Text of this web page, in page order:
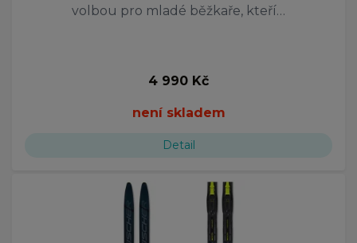
volbou pro mladé běžkaře, kteří…
4 990 Kč
není skladem
Detail